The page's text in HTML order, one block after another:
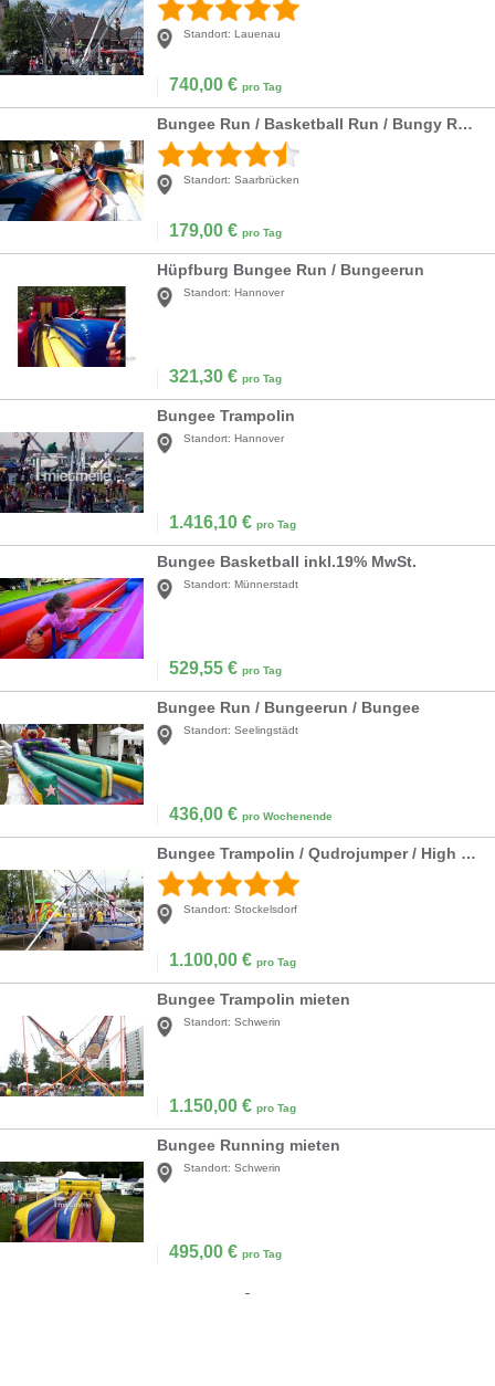
Standort: Lauenau
740,00 € pro Tag
Bungee Run / Basketball Run / Bungy Run / Bungeelauf / Elasto Run / Hüpfburg
Standort: Saarbrücken
179,00 € pro Tag
Hüpfburg Bungee Run / Bungeerun
Standort: Hannover
321,30 € pro Tag
Bungee Trampolin
Standort: Hannover
1.416,10 € pro Tag
Bungee Basketball inkl.19% MwSt.
Standort: Münnerstadt
529,55 € pro Tag
Bungee Run / Bungeerun / Bungee
Standort: Seelingstädt
436,00 € pro Wochenende
Bungee Trampolin / Qudrojumper / High Jumper
Standort: Stockelsdorf
1.100,00 € pro Tag
Bungee Trampolin mieten
Standort: Schwerin
1.150,00 € pro Tag
Bungee Running mieten
Standort: Schwerin
495,00 € pro Tag